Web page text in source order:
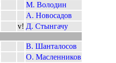
М. Володин
А. Новосадов
v! Д. Стынгачу
В. Шанталосов
О. Масленников